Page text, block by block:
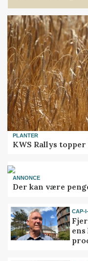
PLANTER
KWS Rallys
ANNONCE
Der kan være
CAP-